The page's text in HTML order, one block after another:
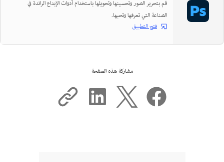
قم بتحرير الصور وتحسينها وتحويلها باستخدام أدوات الإبداع الرائدة في
الصناعة التي تعرفها وتحبها.
فتح التطبيق
مشاركة هذه الصفحة